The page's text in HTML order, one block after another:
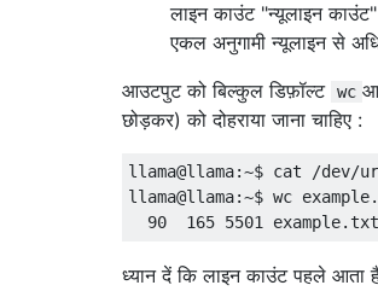
लाइन काउंट "न्यूलाइन
एकल अनुगामी न्यूलाइन से
आउटपुट को बिल्कुल डिफ़ॉल्ट wc
छोड़कर) को दोहराया जाना चाहिए :
llama@llama:~$ cat /
llama@llama:~$ wc
ध्यान दें कि लाइन काउंट पहले आता